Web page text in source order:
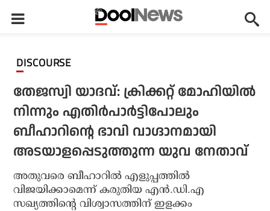
DISCOURSE
തേജസ്വി യാദവ്: ക്രിക്കറ്റ് മോഹിയില്‍
നിന്നും എതിര്‍പാര്‍ട്ടിപോലും
ബീഹാറിന്റെ ഭാവി വാഗ്ദാനമായി
അടയാളപ്പെടുത്തുന്ന യുവ നേതാവ്
അതുവരെ ബീഹാറില്‍ എളുപ്പത്തില്‍
വിജയിക്കാമെന്ന് കരുതിയ എന്‍.ഡി.എ
സഖ്യത്തിന്റെ വിശ്വാസത്തിന് ഇളക്കം